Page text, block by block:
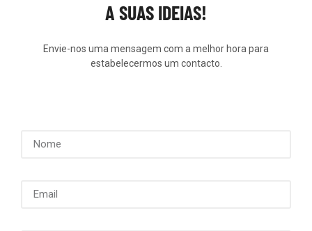
A SUAS IDEIAS!
Envie-nos uma mensagem com a melhor hora para
estabelecermos um contacto.